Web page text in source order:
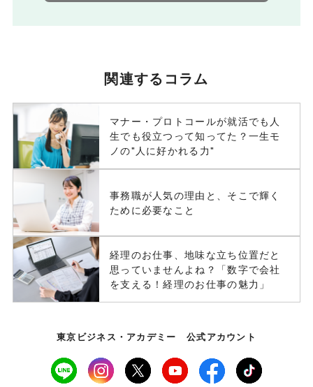
関連するコラム
マナー・プロトコールが就活でも人
生でも役立つって知ってた？一生モ
ノの"人に好かれる力"
事務職が人気の理由と、そこで輝く
ために必要なこと
経理のお仕事、地味な立ち位置だと
思っていませんよね？「数字で会社
を支える！経理のお仕事の魅力」
東京ビジネス・アカデミー 公式アカウント